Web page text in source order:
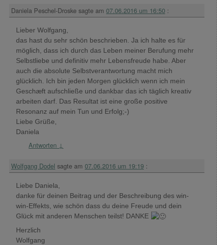
Daniela Peschel-Droske sagte am 07.06.2016 um 16:50 :
Lieber Wolfgang,
das hast du sehr schön beschrieben. Ja ich halte es für
möglich, dass ich durch das Leben meiner Berufung mehr
Selbstliebe und definitiv mehr Lebensfreude habe. Aber
auch die absolute Selbstverantwortung macht mich
glücklich. Ich bin jeden Morgen glücklich wenn ich mein
Geschæft aufschließe und dankbar das ich täglich kreativ
arbeiten darf. Das Resultat ist eine große positive
Resonanz auf mein Tun und Erfolg;-)
Liebe Grüße,
Daniela
Antworten ↓
Wolfgang Dodel sagte am 07.06.2016 um 19:19 :
Liebe Daniela,
danke für deinen Beitrag und der Beschreibung des win-
win-Effekts, wie schön dass du deine Freude und dein
Glück mit anderen Menschen teilst! DANKE
Herzlich
Wolfgang